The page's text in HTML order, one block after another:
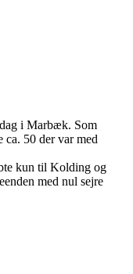
i Marbæk. Som
50 der var med
kun til Kolding og
med nul sejre